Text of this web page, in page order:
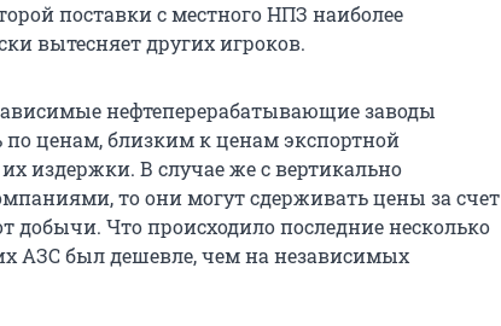
поставки с местного НПЗ наиболее
вытесняет других игроков.
нефтеперерабатывающие заводы
ценам, близким к ценам экспортной
издержки. В случае же с вертикально
то они могут сдерживать цены за счет
добычи. Что происходило последние несколько
АЗС был дешевле, чем на независимых